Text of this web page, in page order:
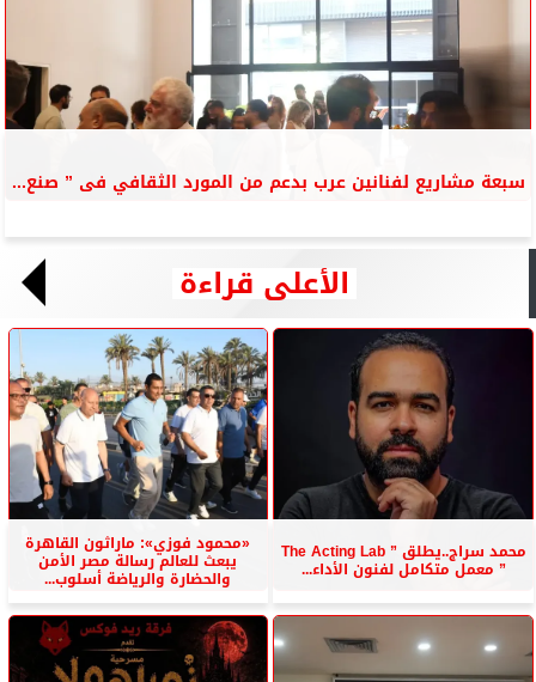
سبعة مشاريع لفنانين عرب بدعم من المورد الثقافي فى ” صنع...
الأعلى قراءة
محمد سراج..يطلق ” The Acting Lab
” معمل متكامل لفنون الأداء...
«محمود فوزي»: ماراثون القاهرة
يبعث للعالم رسالة مصر الأمن
والحضارة والرياضة أسلوب...